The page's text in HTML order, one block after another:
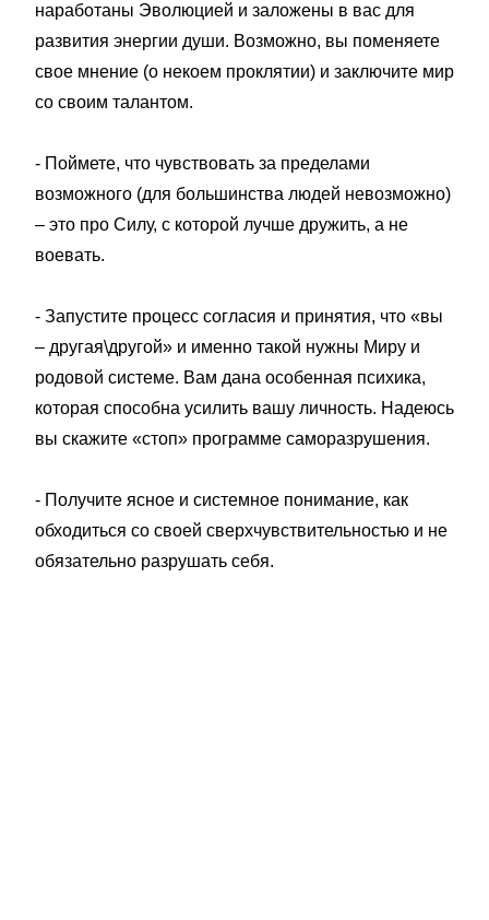
наработаны Эволюцией и заложены в вас для
развития энергии души. Возможно, вы поменяете
свое мнение (о некоем проклятии) и заключите мир
со своим талантом.
- Поймете, что чувствовать за пределами
возможного (для большинства людей невозможно)
– это про Силу, с которой лучше дружить, а не
воевать.
- Запустите процесс согласия и принятия, что «вы
– другая\другой» и именно такой нужны Миру и
родовой системе. Вам дана особенная психика,
которая способна усилить вашу личность. Надеюсь
вы скажите «стоп» программе саморазрушения.
- Получите ясное и системное понимание, как
обходиться со своей сверхчувствительностью и не
обязательно разрушать себя.